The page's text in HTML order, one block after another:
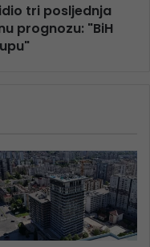
tri posljednja
prognozu: "BiH